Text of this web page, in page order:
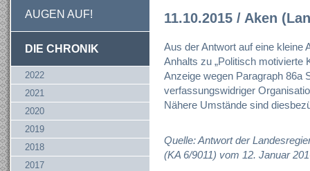
AUGEN AUF!
DIE CHRONIK
2022
2021
2020
2019
2018
2017
11.10.2015 / Aken
Aus der Antwort auf eine kleine
Anhalts zu „Politisch motivierte
Anzeige wegen Paragraph 86a
verfassungswidriger
Nähere Umstände sind
Quelle: Antwort der
(KA 6/9011) vom 12. Januar